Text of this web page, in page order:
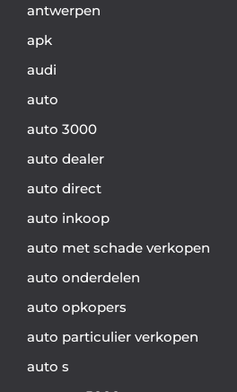
antwerpen
apk
audi
auto
auto 3000
auto dealer
auto direct
auto inkoop
auto met schade verkopen
auto onderdelen
auto opkopers
auto particulier verkopen
auto s